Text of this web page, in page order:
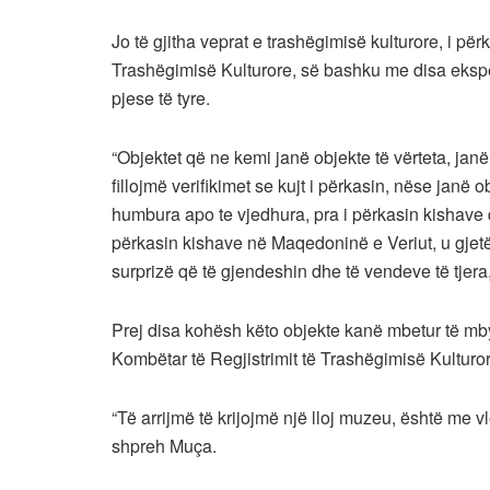
Jo të gjitha veprat e trashëgimisë kulturore, i
Trashëgimisë Kulturore, së bashku me disa
pjese të tyre.
“Objektet që ne kemi janë objekte të vërteta,
fillojmë verifikimet se kujt i përkasin, nëse janë
humbura apo te vjedhura, pra i përkasin
përkasin kishave në Maqedoninë e Veriut, u
surprizë që të gjendeshin dhe të vendeve të
Prej disa kohësh këto objekte kanë mbetur të
Kombëtar të Regjistrimit të Trashëgimisë
“Të arrijmë të krijojmë një lloj muzeu, është me
shpreh Muça.